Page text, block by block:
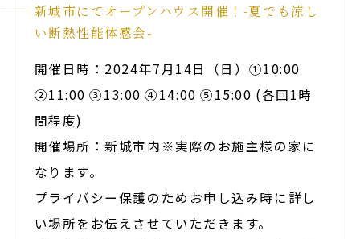
新城市にてオープンハウス開催！-夏でも涼し
い断熱性能体感会-
開催日時：2024年7月14日（日）➀10:00
②11:00 ➂13:00 ④14:00 ⑤15:00 (各回1時
間程度)
開催場所：新城市内※実際のお施主様の家に
なります。
プライバシー保護のためお申し込み時に詳し
い場所をお伝えさせていただきます。